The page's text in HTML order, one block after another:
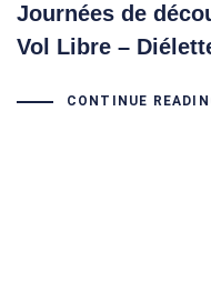
Journées de
Vol Libre –
CONTINUE